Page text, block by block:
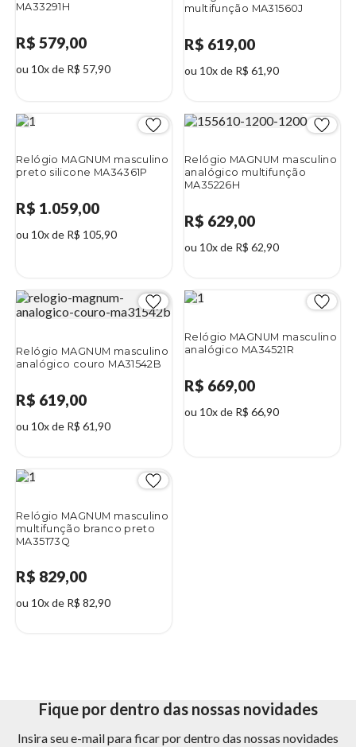
MA33291H
R$ 579,00
ou 10x de R$ 57,90
multifunção MA31560J
R$ 619,00
ou 10x de R$ 61,90
Relógio MAGNUM masculino
preto silicone MA34361P
R$ 1.059,00
ou 10x de R$ 105,90
Relógio MAGNUM masculino
analógico multifunção
MA35226H
R$ 629,00
ou 10x de R$ 62,90
Relógio MAGNUM masculino
analógico couro MA31542B
R$ 619,00
ou 10x de R$ 61,90
Relógio MAGNUM masculino
analógico MA34521R
R$ 669,00
ou 10x de R$ 66,90
Relógio MAGNUM masculino
multifunção branco preto
MA35173Q
R$ 829,00
ou 10x de R$ 82,90
Fique por dentro das nossas novidades
Insira seu e-mail para ficar por dentro das nossas novidades